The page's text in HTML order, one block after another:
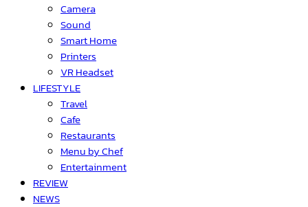
Camera
Sound
Smart Home
Printers
VR Headset
LIFESTYLE
Travel
Cafe
Restaurants
Menu by Chef
Entertainment
REVIEW
NEWS